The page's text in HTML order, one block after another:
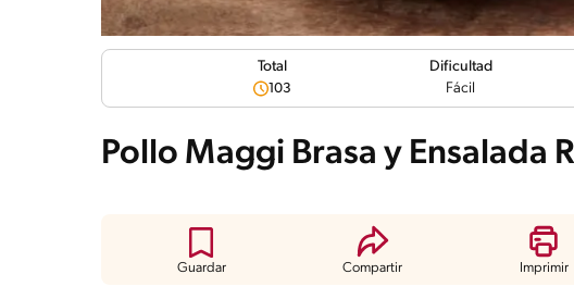
Total
103
Dificultad
Fácil
Pollo Maggi Brasa y Ensalada
Guardar Compartir Imprimir